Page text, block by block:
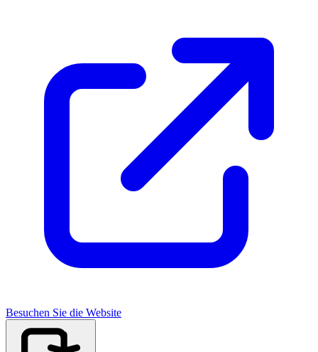
Besuchen Sie die Website